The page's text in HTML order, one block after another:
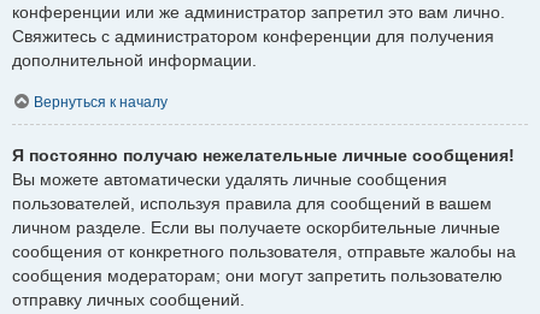
конференции или же администратор запретил это вам лично.
Свяжитесь с администратором конференции для получения
дополнительной информации.
Вернуться к началу
Я постоянно получаю нежелательные личные сообщения!
Вы можете автоматически удалять личные сообщения
пользователей, используя правила для сообщений в вашем
личном разделе. Если вы получаете оскорбительные личные
сообщения от конкретного пользователя, отправьте жалобы на
сообщения модераторам; они могут запретить пользователю
отправку личных сообщений.